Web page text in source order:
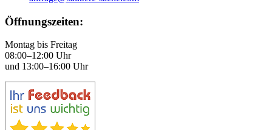
Öffnungszeiten:
Montag bis Freitag
08:00–12:00 Uhr
und 13:00–16:00 Uhr